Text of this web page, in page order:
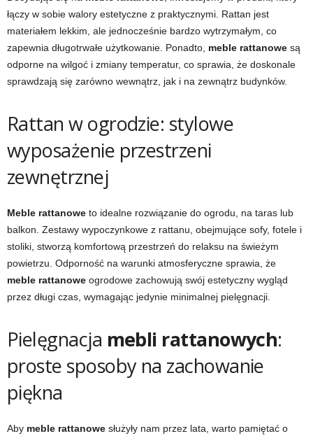
łączy w sobie walory estetyczne z praktycznymi. Rattan jest
materiałem lekkim, ale jednocześnie bardzo wytrzymałym, co
zapewnia długotrwałe użytkowanie. Ponadto, meble rattanowe są
odporne na wilgoć i zmiany temperatur, co sprawia, że doskonale
sprawdzają się zarówno wewnątrz, jak i na zewnątrz budynków.
Rattan w ogrodzie: stylowe
wyposażenie przestrzeni
zewnętrznej
Meble rattanowe to idealne rozwiązanie do ogrodu, na taras lub
balkon. Zestawy wypoczynkowe z rattanu, obejmujące sofy, fotele i
stoliki, stworzą komfortową przestrzeń do relaksu na świeżym
powietrzu. Odporność na warunki atmosferyczne sprawia, że
meble rattanowe ogrodowe zachowują swój estetyczny wygląd
przez długi czas, wymagając jedynie minimalnej pielęgnacji.
Pielęgnacja mebli rattanowych:
proste sposoby na zachowanie
piękna
Aby meble rattanowe służyły nam przez lata, warto pamiętać o